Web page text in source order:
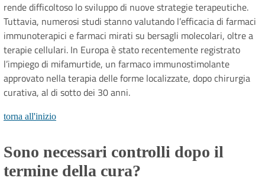
rende difficoltoso lo sviluppo di nuove strategie terapeutiche.
Tuttavia, numerosi studi stanno valutando l’efficacia di farmaci
immunoterapici e farmaci mirati su bersagli molecolari, oltre a
terapie cellulari. In Europa è stato recentemente registrato
l’impiego di mifamurtide, un farmaco immunostimolante
approvato nella terapia delle forme localizzate, dopo chirurgia
curativa, al di sotto dei 30 anni.
torna all'inizio
Sono necessari controlli dopo il
termine della cura?